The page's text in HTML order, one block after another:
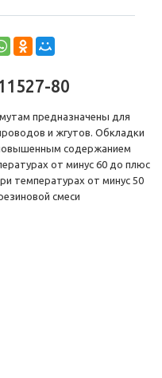
80
предназначены для
и жгутов. Обкладки
содержанием
от минус 60 до плюс
температурах от минус 50
смеси